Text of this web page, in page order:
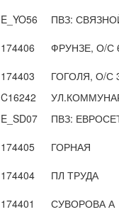
E_YO56
ПВЗ:
174406
ФРУНЗЕ, О/С
174403
ГОГОЛЯ, О/С
C16242
E_SD07
ПВЗ:
174405
ГОРНАЯ
174404
ПЛ ТРУДА
174401
СУВОРОВА А